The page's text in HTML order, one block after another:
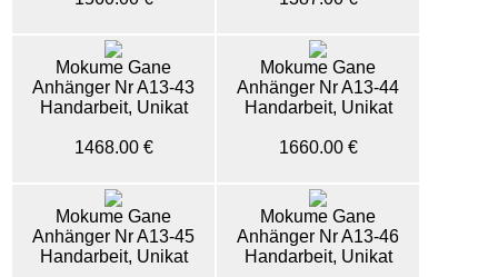
Mokume Gane
Anhänger Nr A13-43
Handarbeit, Unikat
1468.00 €
Mokume Gane
Anhänger Nr A13-44
Handarbeit, Unikat
1660.00 €
Mokume Gane
Anhänger Nr A13-45
Handarbeit, Unikat
Mokume Gane
Anhänger Nr A13-46
Handarbeit, Unikat